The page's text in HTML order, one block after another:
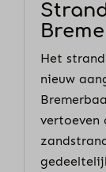
Het
nieuw
vertoeven